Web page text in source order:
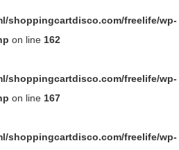
shoppingcartdisco.com/freelife/wp-
on line 162
shoppingcartdisco.com/freelife/wp-
on line 167
shoppingcartdisco.com/freelife/wp-